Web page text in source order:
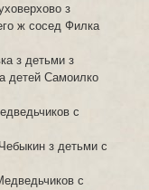
з
ж сосед Филка
з детьми з
детей Самоилко
с
з детьми с
с